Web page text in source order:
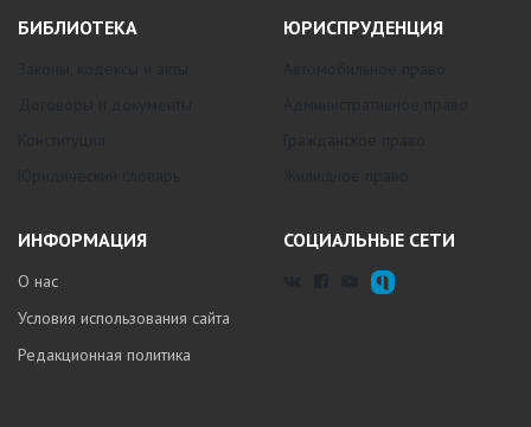
БИБЛИОТЕКА ЮРИСПРУДЕНЦИЯ
ИНФОРМАЦИЯ
О нас
Условия использования сайта
Редакционная политика
СОЦИАЛЬНЫЕ СЕТИ